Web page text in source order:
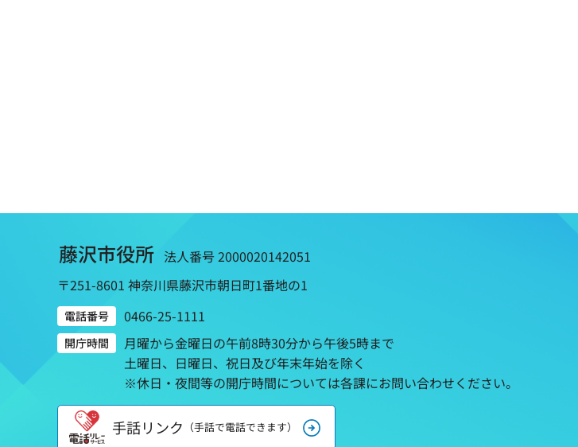
藤沢市役所 法人番号 2000020142051
〒251-8601 神奈川県藤沢市朝日町1番地の1
電話番号 0466-25-1111
開庁時間
月曜から金曜日の午前8時30分から午後5時まで
土曜日、日曜日、祝日及び年末年始を除く
※休日・夜間等の開庁時間については各課にお問い合わせください。
手話リンク （手話で電話できます）